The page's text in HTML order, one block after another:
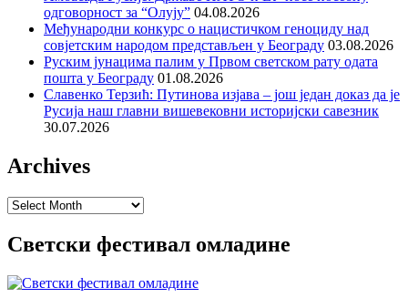
одговорност за “Олују” 04.08.2026
Међународни конкурс о нацистичком геноциду над
совјетским народом представљен у Београду 03.08.2026
Руским јунацима палим у Првом светском рату одата
пошта у Београду 01.08.2026
Славенко Терзић: Путинова изјава – још један доказ да је
Русија наш главни вишевековни историјски савезник
30.07.2026
Archives
Archives
Светски фестивал омладине